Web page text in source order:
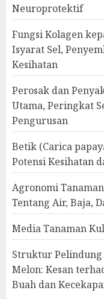
Neuroprotektif
Fungsi Kolagen
Isyarat Sel,
Kesihatan
Perosak dan
Utama, Peringkat
Pengurusan
Betik (Carica
Potensi Kesihatan
Agronomi
Tentang Air, Baja,
Media Tanaman
Struktur Pelindung
Melon: Kesan
Buah dan